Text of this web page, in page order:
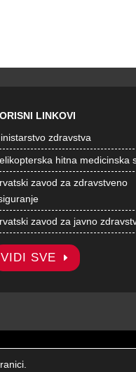
LINKOVI
zdravstva
hitna medicinska
zavod za zdravstveno
zavod za javno
VIDI SVE
prava zadržana.